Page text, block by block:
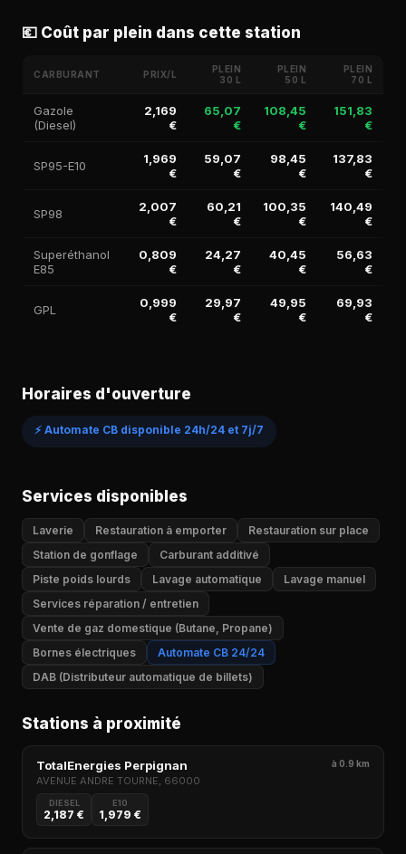
💶 Coût par plein dans cette station
CARBURANT PRIX/L
PLEIN
30 L
PLEIN
50 L
PLEIN
70 L
Gazole
(Diesel)
2,169
€
65,07
€
108,45
€
151,83
€
SP95-E10
1,969
€
59,07
€
98,45
€
137,83
€
SP98
2,007
€
60,21
€
100,35
€
140,49
€
Superéthanol
E85
0,809
€
24,27
€
40,45
€
56,63
€
GPL
0,999
€
29,97
€
49,95
€
69,93
€
Horaires d'ouverture
⚡ Automate CB disponible 24h/24 et 7j/7
Services disponibles
Laverie Restauration à emporter
Restauration sur place
Station de gonflage
Carburant additivé
Piste poids lourds
Lavage automatique
Lavage manuel
Services réparation / entretien
Vente de gaz domestique (Butane, Propane)
Bornes électriques
Automate CB 24/24
DAB (Distributeur automatique de billets)
Stations à proximité
TotalEnergies Perpignan à 0.9 km
AVENUE ANDRE TOURNE, 66000
DIESEL
2,187 €
E10
1,979 €